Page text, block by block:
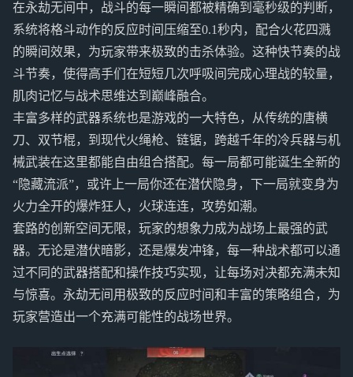
在永劫无间中，战斗的每一瞬间都被精确到毫秒级的判断，
系统将格斗动作的反应时间压缩至0.1秒内，配合火花四溅
的瞬间效果，为玩家带来极致的击杀体验。这种快节奏的战
斗节奏，使得高手们在短短几次呼吸间完成心理战的较量，
肌肉记忆与战术思维达到巅峰融合。
丰富多样的武器系统也是游戏的一大特色，从传统的唐横
刀、双节棍，到现代火绳枪、链锯，跨越千年的冷兵器与机
械武装在这里都能自由组合搭配。每一局都可能诞生全新的
“隐藏流派”，或许上一局你还在潜伏隐身，下一局就变身为
火力全开的爆炸狂人，火球连连，攻势如潮。
套路的创新空间无限，玩家的想象力成为战场上最强的武
器。无论是潜伏暗影，还是爆发冲锋，每一种战术都可以通
过不同的武器搭配和操作技巧实现，让每场对决都充满未知
与惊喜。永劫无间用极致的反应时间和丰富的策略组合，为
玩家营造出一个充满可能性的战场世界。